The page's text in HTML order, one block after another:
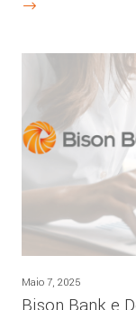
Maio 7, 2025